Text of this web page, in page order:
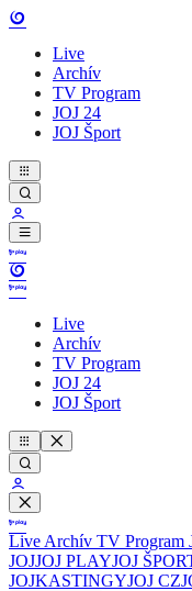
Live
Archív
TV Program
JOJ 24
JOJ Šport
Live
Archív
TV Program
JOJ 24
JOJ Šport
Live Archív TV Program
JOJJOJ PLAYJOJ
JOJKASTINGYJOJ CZ